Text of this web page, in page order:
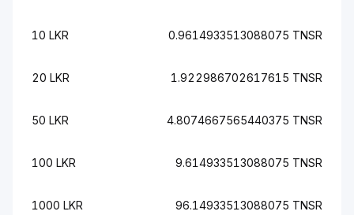
10 LKR 0.9614933513088075 TNSR
20 LKR 1.922986702617615 TNSR
50 LKR 4.8074667565440375 TNSR
100 LKR 9.614933513088075 TNSR
1000 LKR 96.14933513088075 TNSR